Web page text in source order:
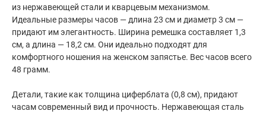
из нержавеющей стали и кварцевым механизмом.
Идеальные размеры часов — длина 23 см и диаметр 3 см —
придают им элегантность. Ширина ремешка составляет 1,3
см, а длина — 18,2 см. Они идеально подходят для
комфортного ношения на женском запястье. Вес часов всего
48 грамм.
Детали, такие как толщина циферблата (0,8 см), придают
часам современный вид и прочность. Нержавеющая сталь